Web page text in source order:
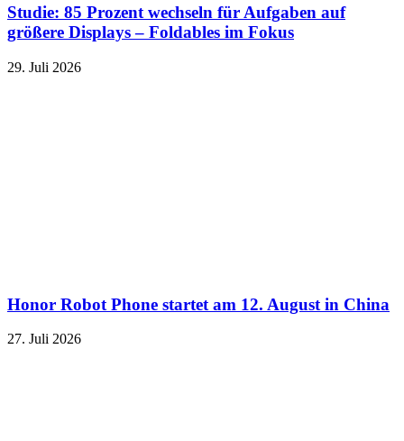
Studie: 85 Prozent wechseln für Aufgaben auf
größere Displays – Foldables im Fokus
29. Juli 2026
Honor Robot Phone startet am 12. August in China
27. Juli 2026